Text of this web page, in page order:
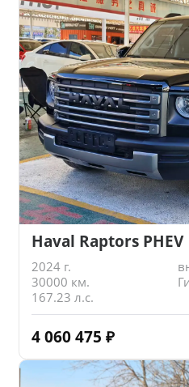
Haval Raptors PHEV
2024 г.
30000 км.
167.23 л.с.
4 060 475 ₽